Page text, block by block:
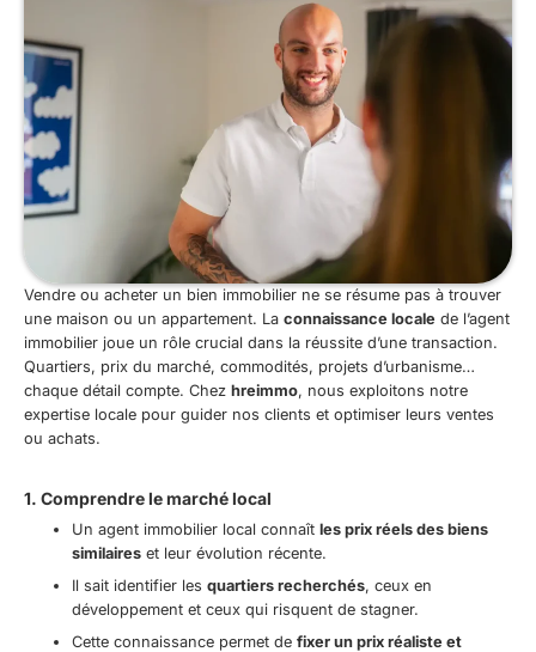
Vendre ou acheter un bien immobilier ne se résume pas à trouver
une maison ou un appartement. La connaissance locale de l’agent
immobilier joue un rôle crucial dans la réussite d’une transaction.
Quartiers, prix du marché, commodités, projets d’urbanisme…
chaque détail compte. Chez hreimmo, nous exploitons notre
expertise locale pour guider nos clients et optimiser leurs ventes
ou achats.
1. Comprendre le marché local
Un agent immobilier local connaît les prix réels des biens
similaires et leur évolution récente.
Il sait identifier les quartiers recherchés, ceux en
développement et ceux qui risquent de stagner.
Cette connaissance permet de fixer un prix réaliste et